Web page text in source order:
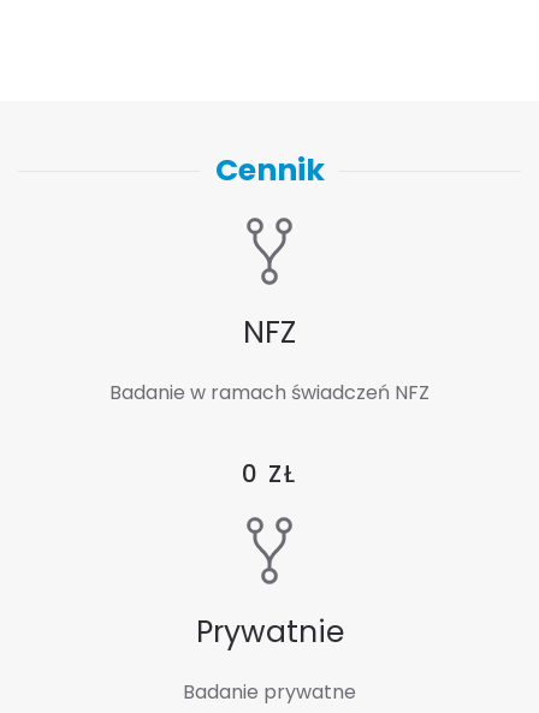
Cennik
NFZ
Badanie w ramach świadczeń NFZ
0 ZŁ
Prywatnie
Badanie prywatne